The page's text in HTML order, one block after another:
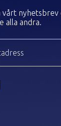
vårt nyhetsbrev
alla andra.